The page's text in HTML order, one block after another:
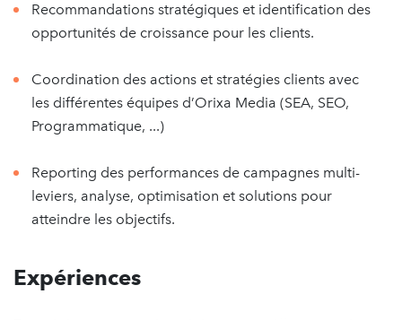
Recommandations stratégiques et identification des
opportunités de croissance pour les clients.
Coordination des actions et stratégies clients avec
les différentes équipes d’Orixa Media (SEA, SEO,
Programmatique, ...)
Reporting des performances de campagnes multi-
leviers, analyse, optimisation et solutions pour
atteindre les objectifs.
Expériences